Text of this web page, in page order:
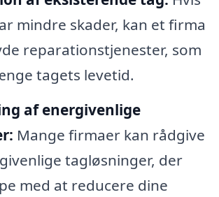
mindre skader, kan et firma
reparationstjenester, som
tagets levetid.
af energivenlige
Mange firmaer kan rådgive
tagløsninger, der
med at reducere dine